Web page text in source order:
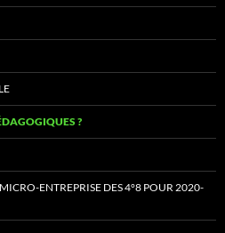
?
ENTREPRISE DES 4°8 POUR 2020-